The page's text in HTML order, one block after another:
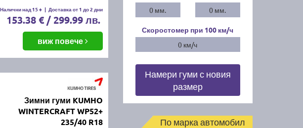
Налични над 15 + | Доставка от 1 до 2 дни
153.38 € / 299.99 лв.
виж повече
Зимни гуми KUMHO
WINTERCRAFT WP52+
235/40 R18
0 мм.
0 мм.
Скоростомер при 100 км/ч
0 км/ч
Намери гуми с новия
размер
По марка автомобил